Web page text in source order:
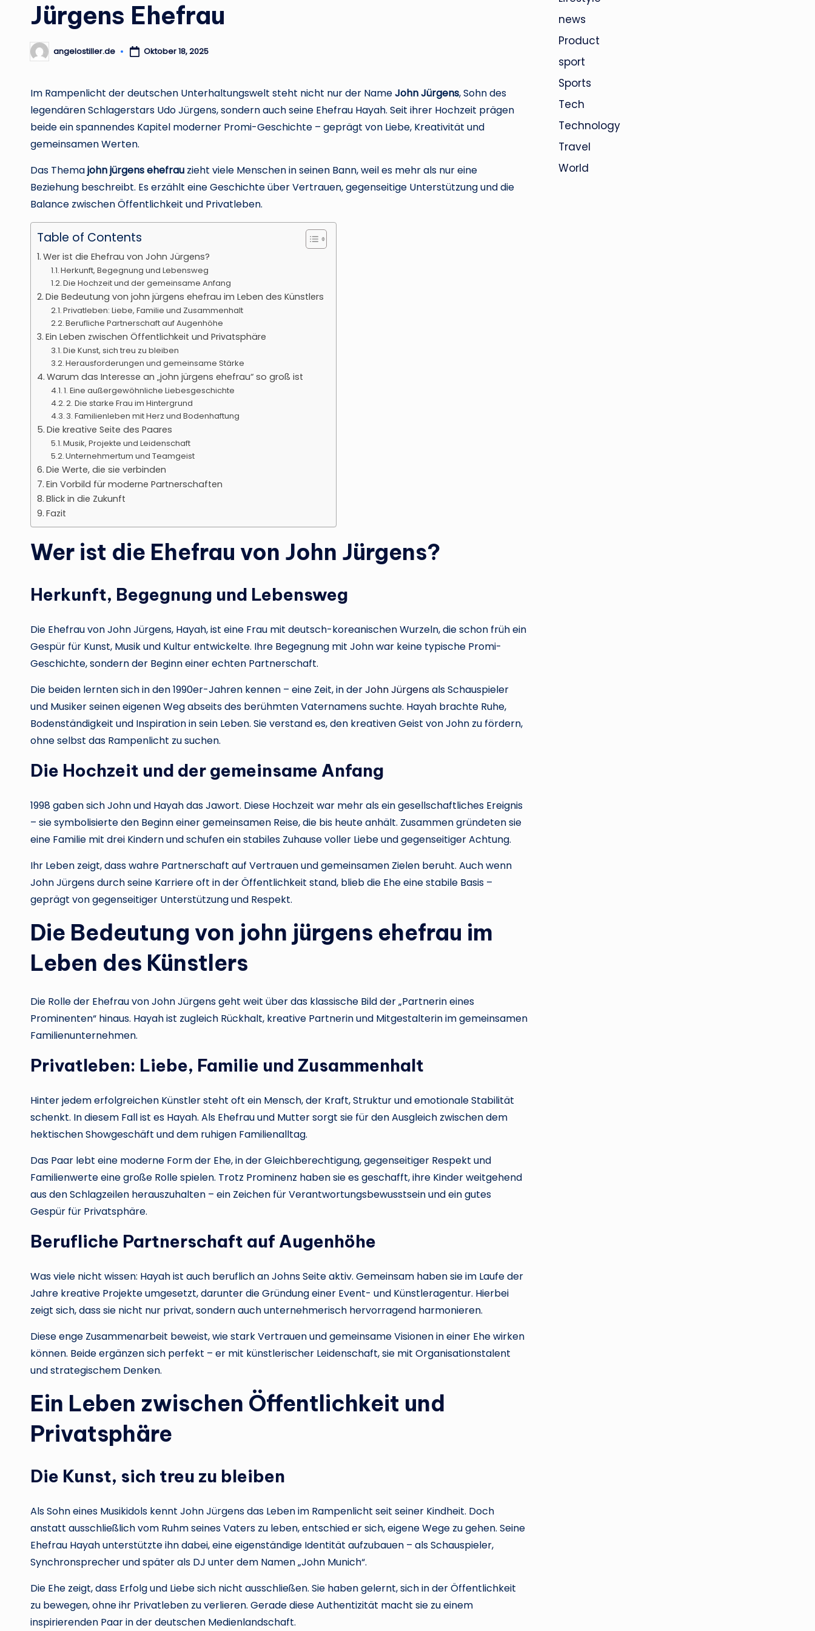
Jürgens Ehefrau
Posted
by
angelostiller.de Oktober 18, 2025
Im Rampenlicht der deutschen Unterhaltungswelt steht nicht nur der NameJohn Jürgens, Sohn des
legendären Schlagerstars Udo Jürgens, sondern auch seine Ehefrau Hayah. Seit ihrer Hochzeit prägen
beide ein spannendes Kapitel moderner Promi-Geschichte – geprägt von Liebe, Kreativität und
gemeinsamen Werten.
Das Themajohn jürgens ehefrau zieht viele Menschen in seinen Bann, weil es mehr als nur eine
Beziehung beschreibt. Es erzählt eine Geschichte über Vertrauen, gegenseitige Unterstützung und die
Balance zwischen Öffentlichkeit und Privatleben.
Table of Contents
Wer ist die Ehefrau von John Jürgens?
Herkunft, Begegnung und Lebensweg
Die Hochzeit und der gemeinsame Anfang
Die Bedeutung von john jürgens ehefrau im Leben des Künstlers
Privatleben: Liebe, Familie und Zusammenhalt
Berufliche Partnerschaft auf Augenhöhe
Ein Leben zwischen Öffentlichkeit und Privatsphäre
Die Kunst, sich treu zu bleiben
Herausforderungen und gemeinsame Stärke
Warum das Interesse an „john jürgens ehefrau“ so groß ist
1. Eine außergewöhnliche Liebesgeschichte
2. Die starke Frau im Hintergrund
3. Familienleben mit Herz und Bodenhaftung
Die kreative Seite des Paares
Musik, Projekte und Leidenschaft
Unternehmertum und Teamgeist
Die Werte, die sie verbinden
Ein Vorbild für moderne Partnerschaften
Blick in die Zukunft
Fazit
Wer ist die Ehefrau von John Jürgens?
Herkunft, Begegnung und Lebensweg
Die Ehefrau von John Jürgens, Hayah, ist eine Frau mit deutsch-koreanischen Wurzeln, die schon früh ein
Gespür für Kunst, Musik und Kultur entwickelte. Ihre Begegnung mit John war keine typische Promi-
Geschichte, sondern der Beginn einer echten Partnerschaft.
Die beiden lernten sich in den 1990er-Jahren kennen – eine Zeit, in derJohn Jürgensals Schauspieler
und Musiker seinen eigenen Weg abseits des berühmten Vaternamens suchte. Hayah brachte Ruhe,
Bodenständigkeit und Inspiration in sein Leben. Sie verstand es, den kreativen Geist von John zu fördern,
ohne selbst das Rampenlicht zu suchen.
Die Hochzeit und der gemeinsame Anfang
1998 gaben sich John und Hayah das Jawort. Diese Hochzeit war mehr als ein gesellschaftliches Ereignis
– sie symbolisierte den Beginn einer gemeinsamen Reise, die bis heute anhält. Zusammen gründeten sie
eine Familie mit drei Kindern und schufen ein stabiles Zuhause voller Liebe und gegenseitiger Achtung.
Ihr Leben zeigt, dass wahre Partnerschaft auf Vertrauen und gemeinsamen Zielen beruht. Auch wenn
John Jürgens durch seine Karriere oft in der Öffentlichkeit stand, blieb die Ehe eine stabile Basis –
geprägt von gegenseitiger Unterstützung und Respekt.
Die Bedeutung von john jürgens ehefrau im
Leben des Künstlers
Die Rolle der Ehefrau von John Jürgens geht weit über das klassische Bild der „Partnerin eines
Prominenten“ hinaus. Hayah ist zugleich Rückhalt, kreative Partnerin und Mitgestalterin im gemeinsamen
Familienunternehmen.
Privatleben: Liebe, Familie und Zusammenhalt
Hinter jedem erfolgreichen Künstler steht oft ein Mensch, der Kraft, Struktur und emotionale Stabilität
schenkt. In diesem Fall ist es Hayah. Als Ehefrau und Mutter sorgt sie für den Ausgleich zwischen dem
hektischen Showgeschäft und dem ruhigen Familienalltag.
Das Paar lebt eine moderne Form der Ehe, in der Gleichberechtigung, gegenseitiger Respekt und
Familienwerte eine große Rolle spielen. Trotz Prominenz haben sie es geschafft, ihre Kinder weitgehend
aus den Schlagzeilen herauszuhalten – ein Zeichen für Verantwortungsbewusstsein und ein gutes
Gespür für Privatsphäre.
Berufliche Partnerschaft auf Augenhöhe
Was viele nicht wissen: Hayah ist auch beruflich an Johns Seite aktiv. Gemeinsam haben sie im Laufe der
Jahre kreative Projekte umgesetzt, darunter die Gründung einer Event- und Künstleragentur. Hierbei
zeigt sich, dass sie nicht nur privat, sondern auch unternehmerisch hervorragend harmonieren.
Diese enge Zusammenarbeit beweist, wie stark Vertrauen und gemeinsame Visionen in einer Ehe wirken
können. Beide ergänzen sich perfekt – er mit künstlerischer Leidenschaft, sie mit Organisationstalent
und strategischem Denken.
Ein Leben zwischen Öffentlichkeit und
Privatsphäre
Die Kunst, sich treu zu bleiben
Als Sohn eines Musikidols kennt John Jürgens das Leben im Rampenlicht seit seiner Kindheit. Doch
anstatt ausschließlich vom Ruhm seines Vaters zu leben, entschied er sich, eigene Wege zu gehen. Seine
Ehefrau Hayah unterstützte ihn dabei, eine eigenständige Identität aufzubauen – als Schauspieler,
Synchronsprecher und später als DJ unter dem Namen „John Munich“.
Die Ehe zeigt, dass Erfolg und Liebe sich nicht ausschließen. Sie haben gelernt, sich in der Öffentlichkeit
zu bewegen, ohne ihr Privatleben zu verlieren. Gerade diese Authentizität macht sie zu einem
inspirierenden Paar in der deutschen Medienlandschaft.
news
Product
sport
Sports
Tech
Technology
Travel
World